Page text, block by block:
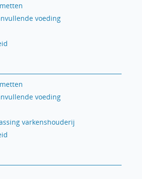
voeding
voeding
varkenshouderij